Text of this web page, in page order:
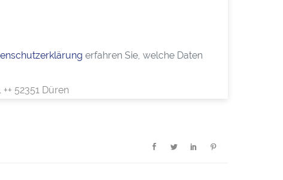
erfahren Sie, welche Daten
52351 Düren